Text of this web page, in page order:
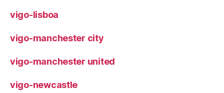
vigo-lisboa
vigo-manchester city
vigo-manchester united
vigo-newcastle